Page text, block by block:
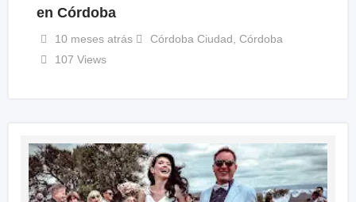
en Córdoba
10 meses atrás Córdoba Ciudad Córdoba
107 Views